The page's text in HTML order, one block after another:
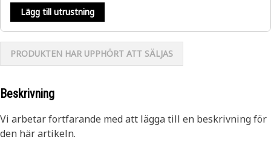
Lägg till utrustning
PRODUKTEN HAR UPPHÖRT ATT SÄLJAS
Beskrivning
Vi arbetar fortfarande med att lägga till en beskrivning för
den här artikeln.